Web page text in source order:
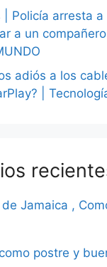
Policía arresta a
a un
adiós a los
|
Jamaica ,
postre y